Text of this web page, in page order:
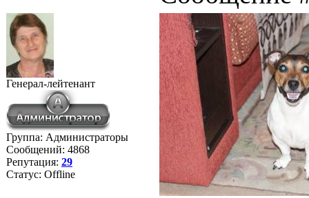
Генерал-лейтенант
Группа: Администраторы
Сообщений: 4868
Репутация: 29
Статус: Offline